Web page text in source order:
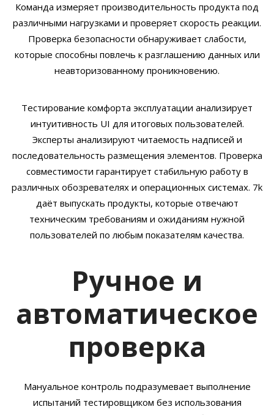
Команда измеряет производительность продукта под
различными нагрузками и проверяет скорость реакции.
Проверка безопасности обнаруживает слабости,
которые способны повлечь к разглашению данных или
неавторизованному проникновению.
Тестирование комфорта эксплуатации анализирует
интуитивность UI для итоговых пользователей.
Эксперты анализируют читаемость надписей и
последовательность размещения элементов. Проверка
совместимости гарантирует стабильную работу в
различных обозревателях и операционных системах. 7k
даёт выпускать продукты, которые отвечают
техническим требованиям и ожиданиям нужной
пользователей по любым показателям качества.
Ручное и
автоматическое
проверка
Мануальное контроль подразумевает выполнение
испытаний тестировщиком без использования